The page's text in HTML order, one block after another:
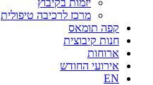
יזמות בקיבוץ
מרכז לרכיבה טיפולית
קפה תומאס
חנות קיבוצית
ארוחות
אירועי החודש
EN